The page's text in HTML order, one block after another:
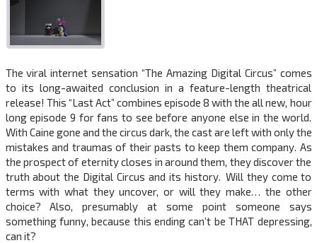
The viral internet sensation “The Amazing Digital Circus” comes
to its long-awaited conclusion in a feature-length theatrical
release! This “Last Act” combines episode 8 with the all new, hour
long episode 9 for fans to see before anyone else in the world.
With Caine gone and the circus dark, the cast are left with only the
mistakes and traumas of their pasts to keep them company. As
the prospect of eternity closes in around them, they discover the
truth about the Digital Circus and its history. Will they come to
terms with what they uncover, or will they make… the other
choice? Also, presumably at some point someone says
something funny, because this ending can’t be THAT depressing,
can it?